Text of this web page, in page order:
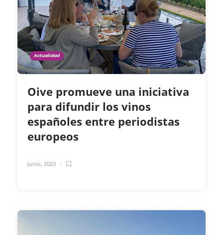
Actualidad
Oive promueve una iniciativa
para difundir los vinos
españoles entre periodistas
europeos
Junio, 2023